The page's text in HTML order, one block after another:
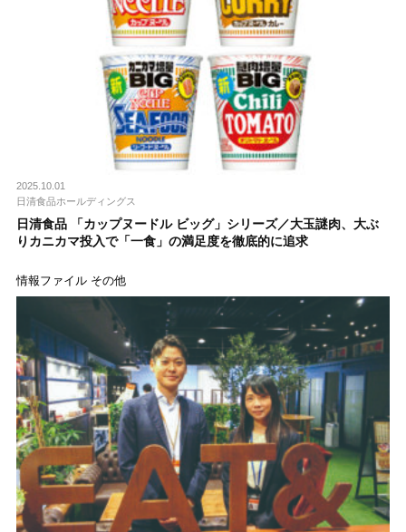
2025.10.01
日清食品ホールディングス
日清食品 「カップヌードル ビッグ」シリーズ／大玉謎肉、大ぶ
りカニカマ投入で「一食」の満足度を徹底的に追求
情報ファイル その他